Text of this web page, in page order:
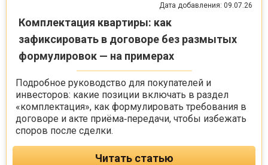
Дата добавления: 09.07.26
Комплектация квартиры: как
зафиксировать в договоре без размытых
формулировок — на примерах
Подробное руководство для покупателей и
инвесторов: какие позиции включать в раздел
«комплектация», как формулировать требования в
договоре и акте приёма‑передачи, чтобы избежать
споров после сделки.
Читать статью